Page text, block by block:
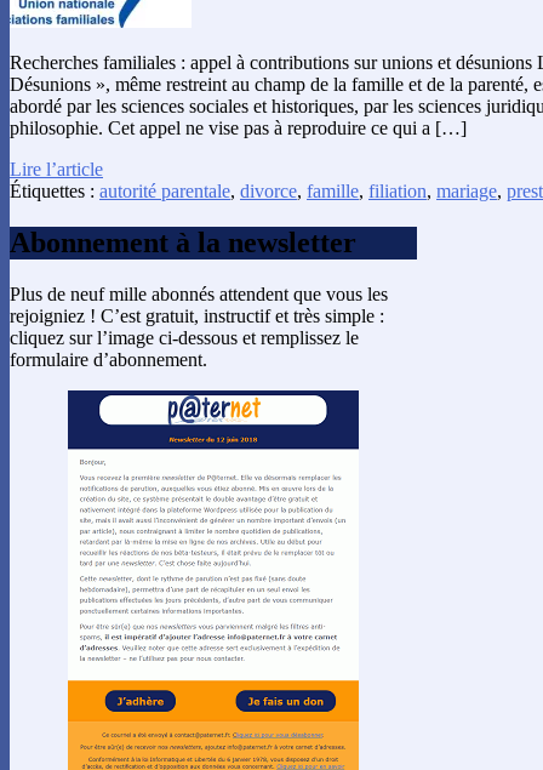
Recherches familiales : appel à contributions sur unions et désunions
Désunions », même restreint au champ de la famille et de la parenté,
abordé par les sciences sociales et historiques, par les sciences
philosophie. Cet appel ne vise pas à reproduire ce qui a […]
Lire l’article
Étiquettes : autorité parentale, divorce, famille, filiation, mariage,
Abonnement à la newsletter
Plus de neuf mille abonnés attendent que vous les
rejoigniez ! C’est gratuit, instructif et très simple :
cliquez sur l’image ci-dessous et remplissez le
formulaire d’abonnement.